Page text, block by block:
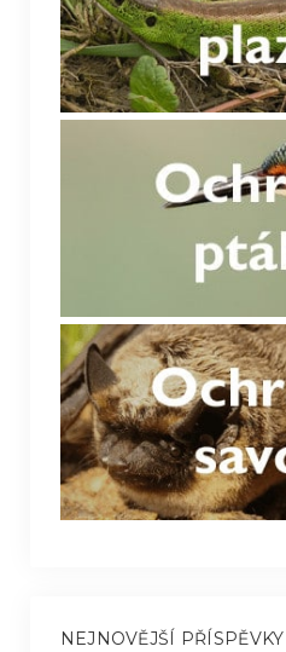
NEJNOVĚJŠÍ PŘÍSPĚVKY